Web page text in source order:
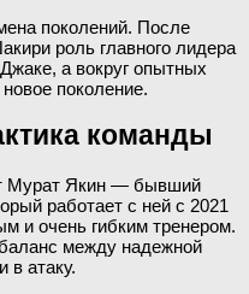
поколений. После
роль главного лидера
а вокруг опытных
поколение.
команды
Мурат Якин — бывший
работает с ней с 2021
и очень гибким тренером.
между надежной
в атаку.